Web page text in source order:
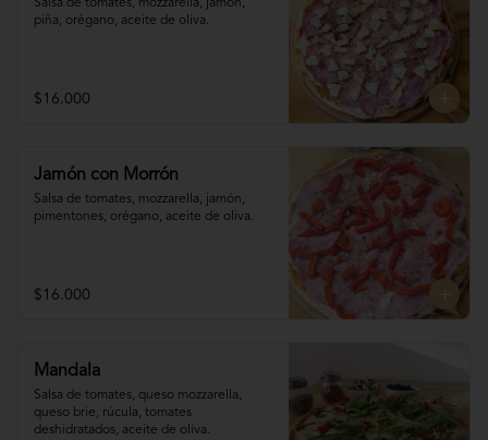
Salsa de tomates, mozzarella, jamón,
piña, orégano, aceite de oliva.
$16.000
Jamón con Morrón
Salsa de tomates, mozzarella, jamón,
pimentones, orégano, aceite de oliva.
$16.000
Mandala
Salsa de tomates, queso mozzarella,
queso brie, rúcula, tomates
deshidratados, aceite de oliva.